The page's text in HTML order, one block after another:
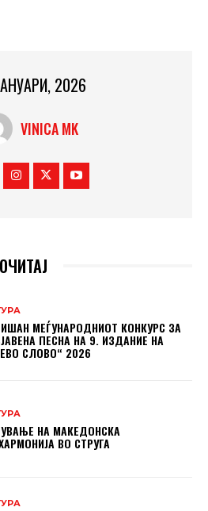
2026
VINICA MK
МЕЃУНАРОДНИОТ КОНКУРС ЗА
ПЕСНА НА 9. ИЗДАНИЕ НА
СЛОВО“ 2026
НА МАКЕДОНСКА
ВО СТРУГА